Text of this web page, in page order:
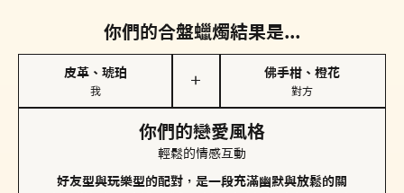
你們的合盤蠟燭結果是...
皮革、琥珀
我
＋
佛手柑、橙花
對方
你們的戀愛風格
輕鬆的情感互動
好友型與玩樂型的配對，是一段充滿幽默與放鬆的關